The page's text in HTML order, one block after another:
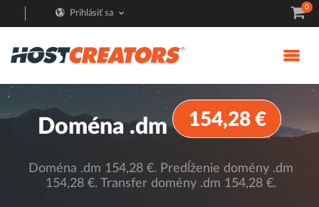
Prihlásiť sa
0
Doména .dm 154,28 €
Doména .dm 154,28 €. Predĺženie domény .dm
154,28 €. Transfer domény .dm 154,28 €.